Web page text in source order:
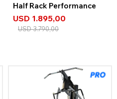
Half Rack Performance
USD 1.895,00
USD3.790,00